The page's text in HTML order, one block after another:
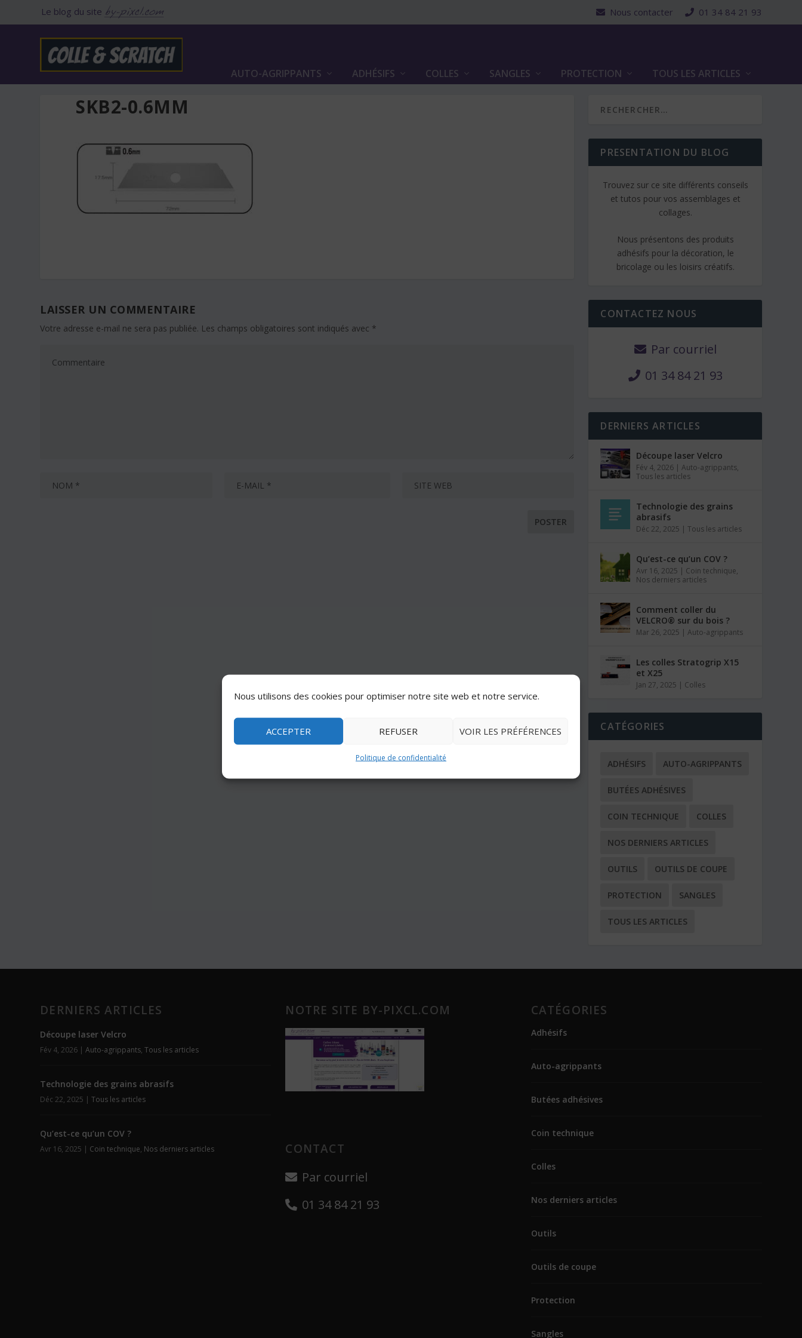
Nous utilisons des cookies pour optimiser notre site web et notre service.
ACCEPTER REFUSER VOIR LES PRÉFÉRENCES
Politique de confidentialité
Le blog du site Nous contacter 01 34 84 21 93
AUTO-AGRIPPANTS ADHÉSIFS COLLES SANGLES PROTECTION TOUS LES ARTICLES
SKB2-0.6MM
LAISSER UN COMMENTAIRE
Votre adresse e-mail ne sera pas publiée. Les champs obligatoires sont indiqués avec *
PRESENTATION DU BLOG
Trouvez sur ce site différents conseils
et tutos pour vos assemblages et
collages.
Nous présentons des produits
adhésifs pour la décoration, le
bricolage ou les loisirs créatifs.
CONTACTEZ NOUS
Par courriel
01 34 84 21 93
DERNIERS ARTICLES
Découpe laser Velcro
Fév 4, 2026 |Auto-agrippants,
Tous les articles
Technologie des grains
abrasifs
Déc 22, 2025 |Tous les articles
Qu’est-ce qu’un COV ?
Avr 16, 2025 | Coin technique,
Nos derniers articles
Comment coller du
VELCRO® sur du bois ?
Mar 26, 2025 |Auto-agrippants
Les colles Stratogrip X15
et X25
Jan 27, 2025 | Colles
CATÉGORIES
ADHÉSIFS AUTO-AGRIPPANTS
BUTÉES ADHÉSIVES
COIN TECHNIQUE COLLES
NOS DERNIERS ARTICLES
OUTILS OUTILS DE COUPE
PROTECTION SANGLES
TOUS LES ARTICLES
DERNIERS ARTICLES
Découpe laser Velcro
Fév 4, 2026 |Auto-agrippants,Tous les articles
Technologie des grains abrasifs
Déc 22, 2025 |Tous les articles
Qu’est-ce qu’un COV ?
Avr 16, 2025 | Coin technique, Nos derniers articles
NOTRE SITE BY-PIXCL.COM
CONTACT
Par courriel
01 34 84 21 93
CATÉGORIES
Adhésifs
Auto-agrippants
Butées adhésives
Coin technique
Colles
Nos derniers articles
Outils
Outils de coupe
Protection
Sangles